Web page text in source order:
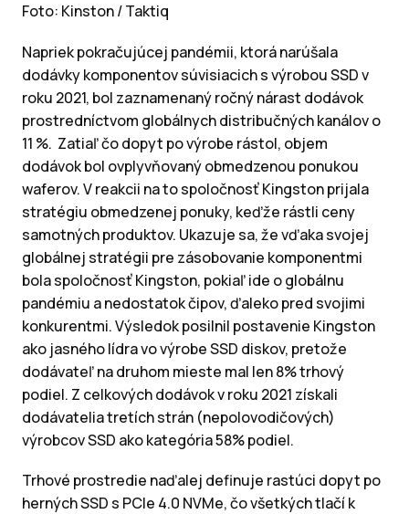
Foto: Kinston / Taktiq
Napriek pokračujúcej pandémii, ktorá narúšala
dodávky komponentov súvisiacich s výrobou SSD v
roku 2021, bol zaznamenaný ročný nárast dodávok
prostredníctvom globálnych distribučných kanálov o
11 %. Zatiaľ čo dopyt po výrobe rástol, objem
dodávok bol ovplyvňovaný obmedzenou ponukou
waferov. V reakcii na to spoločnosť Kingston prijala
stratégiu obmedzenej ponuky, keďže rástli ceny
samotných produktov. Ukazuje sa, že vďaka svojej
globálnej stratégii pre zásobovanie komponentmi
bola spoločnosť Kingston, pokiaľ ide o globálnu
pandémiu a nedostatok čipov, ďaleko pred svojimi
konkurentmi. Výsledok posilnil postavenie Kingston
ako jasného lídra vo výrobe SSD diskov, pretože
dodávateľ na druhom mieste mal len 8% trhový
podiel. Z celkových dodávok v roku 2021 získali
dodávatelia tretích strán (nepolovodičových)
výrobcov SSD ako kategória 58% podiel.
Trhové prostredie naďalej definuje rastúci dopyt po
herných SSD s PCIe 4.0 NVMe, čo všetkých tlačí k